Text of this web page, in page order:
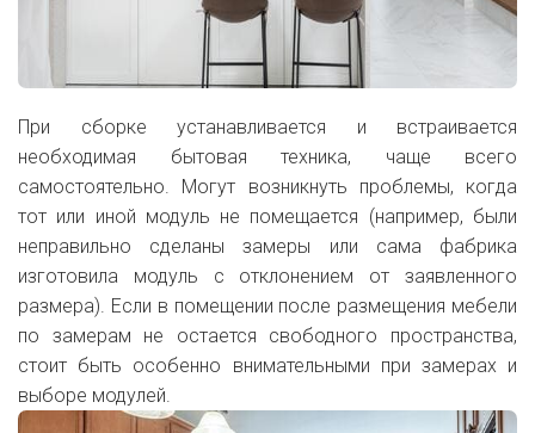
При сборке устанавливается и встраивается
необходимая бытовая техника, чаще всего
самостоятельно. Могут возникнуть проблемы, когда
тот или иной модуль не помещается (например, были
неправильно сделаны замеры или сама фабрика
изготовила модуль с отклонением от заявленного
размера). Если в помещении после размещения мебели
по замерам не остается свободного пространства,
стоит быть особенно внимательными при замерах и
выборе модулей.